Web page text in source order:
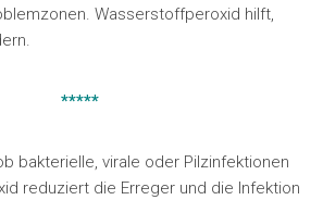
Wasserstoffperoxid hilft,
*****
bakterielle, virale oder Pilzinfektionen
reduziert die Erreger und die Infektion